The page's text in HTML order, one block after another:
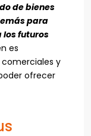
de bienes
para
los futuros
es
y
ofrecer